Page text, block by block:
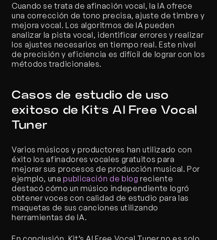
Cuando se trata de afinación vocal, la IA ofrece
una corrección de tono precisa, ajuste de timbre y
mejora vocal. Los algoritmos de IA pueden
analizar la pista vocal, identificar errores y realizar
los ajustes necesarios en tiempo real. Este nivel
de precisión y eficiencia es difícil de lograr con los
métodos tradicionales.
Casos de estudio de uso
exitoso de Kit’s AI Free Vocal
Tuner
Varios músicos y productores han utilizado con
éxito los afinadores vocales gratuitos para
mejorar sus procesos de producción musical. Por
ejemplo, una publicación de blog reciente
destacó cómo un músico independiente logró
obtener voces con calidad de estudio para las
maquetas de sus canciones utilizando
herramientas de IA.